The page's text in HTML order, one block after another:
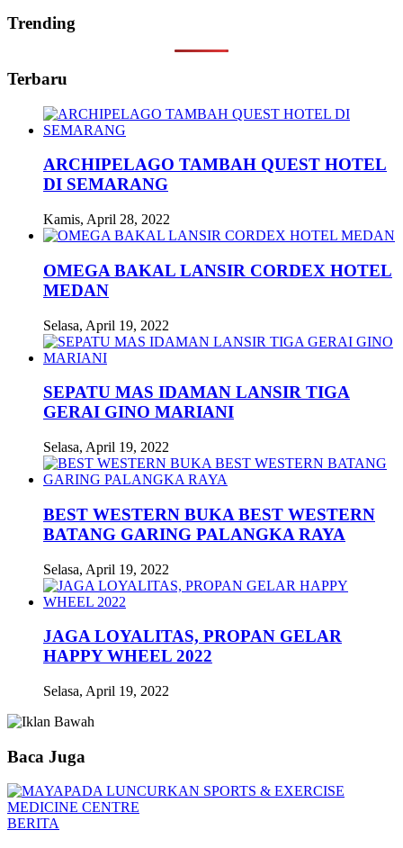
Trending
Terbaru
ARCHIPELAGO TAMBAH QUEST HOTEL
DI SEMARANG
Kamis, April 28, 2022
OMEGA BAKAL LANSIR CORDEX HOTEL
MEDAN
Selasa, April 19, 2022
SEPATU MAS IDAMAN LANSIR TIGA
GERAI GINO MARIANI
Selasa, April 19, 2022
BEST WESTERN BUKA BEST WESTERN
BATANG GARING PALANGKA RAYA
Selasa, April 19, 2022
JAGA LOYALITAS, PROPAN GELAR
HAPPY WHEEL 2022
Selasa, April 19, 2022
Baca Juga
BERITA